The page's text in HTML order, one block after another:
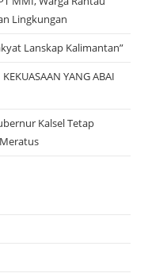
Lingkungan
Lanskap Kalimantan”
YANG ABAI
Kalsel Tetap